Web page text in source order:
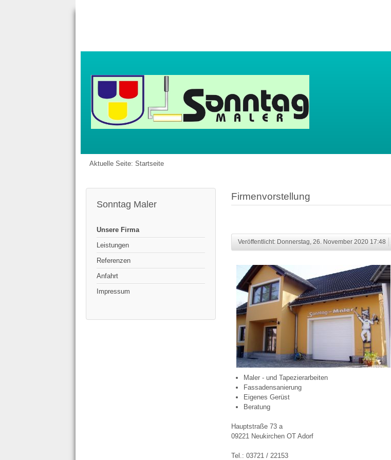
Aktuelle Seite: Startseite
Sonntag Maler
Unsere Firma
Leistungen
Referenzen
Anfahrt
Impressum
Firmenvorstellung
Veröffentlicht: Donnerstag, 26. November 2020 17:48
Maler - und Tapezierarbeiten
Fassadensanierung
Eigenes Gerüst
Beratung
Hauptstraße 73 a
09221 Neukirchen OT Adorf
Tel.: 03721 / 22153